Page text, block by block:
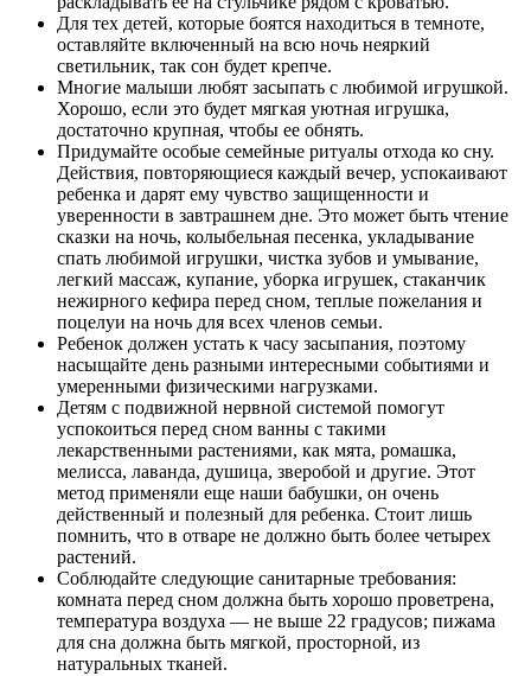
Для тех детей, которые боятся находиться в темноте,
оставляйте включенный на всю ночь неяркий
светильник, так сон будет крепче.
Многие малыши любят засыпать с любимой игрушкой.
Хорошо, если это будет мягкая уютная игрушка,
достаточно крупная, чтобы ее обнять.
Придумайте особые семейные ритуалы отхода ко сну.
Действия, повторяющиеся каждый вечер, успокаивают
ребенка и дарят ему чувство защищенности и
уверенности в завтрашнем дне. Это может быть чтение
сказки на ночь, колыбельная песенка, укладывание
спать любимой игрушки, чистка зубов и умывание,
легкий массаж, купание, уборка игрушек, стаканчик
нежирного кефира перед сном, теплые пожелания и
поцелуи на ночь для всех членов семьи.
Ребенок должен устать к часу засыпания, поэтому
насыщайте день разными интересными событиями и
умеренными физическими нагрузками.
Детям с подвижной нервной системой помогут
успокоиться перед сном ванны с такими
лекарственными растениями, как мята, ромашка,
мелисса, лаванда, душица, зверобой и другие. Этот
метод применяли еще наши бабушки, он очень
действенный и полезный для ребенка. Стоит лишь
помнить, что в отваре не должно быть более четырех
растений.
Соблюдайте следующие санитарные требования:
комната перед сном должна быть хорошо проветрена,
температура воздуха — не выше 22 градусов; пижама
для сна должна быть мягкой, просторной, из
натуральных тканей.